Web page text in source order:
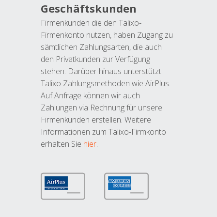
Geschäftskunden
Firmenkunden die den Talixo-
Firmenkonto nutzen, haben Zugang zu
sämtlichen Zahlungsarten, die auch
den Privatkunden zur Verfügung
stehen. Darüber hinaus unterstützt
Talixo Zahlungsmethoden wie AirPlus.
Auf Anfrage können wir auch
Zahlungen via Rechnung für unsere
Firmenkunden erstellen. Weitere
Informationen zum Talixo-Firmkonto
erhalten Sie hier.